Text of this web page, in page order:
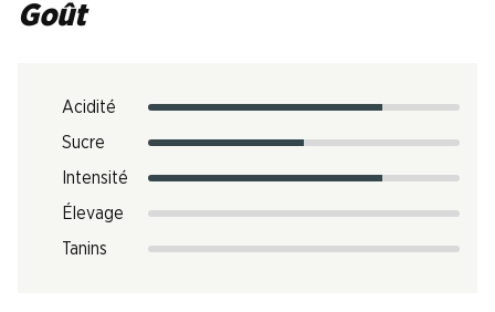
Goût
Acidité
Sucre
Intensité
Élevage
Tanins